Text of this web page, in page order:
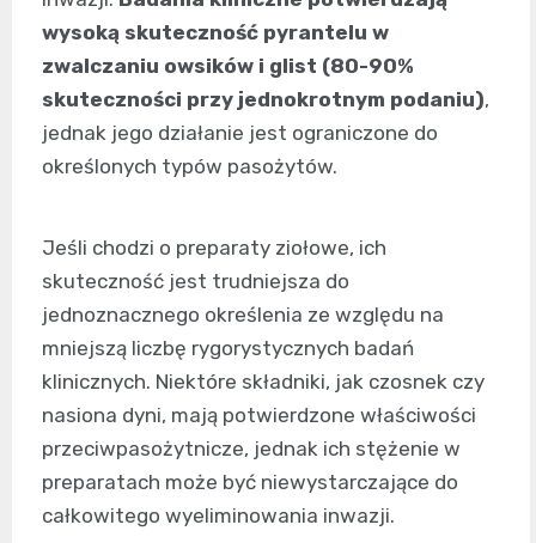
wysoką skuteczność pyrantelu w
zwalczaniu owsików i glist (80-90%
skuteczności przy jednokrotnym podaniu),
jednak jego działanie jest ograniczone do
określonych typów pasożytów.
Jeśli chodzi o preparaty ziołowe, ich
skuteczność jest trudniejsza do
jednoznacznego określenia ze względu na
mniejszą liczbę rygorystycznych badań
klinicznych. Niektóre składniki, jak czosnek czy
nasiona dyni, mają potwierdzone właściwości
przeciwpasożytnicze, jednak ich stężenie w
preparatach może być niewystarczające do
całkowitego wyeliminowania inwazji.